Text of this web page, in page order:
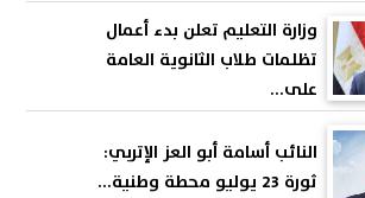
وزارة التعليم تعلن بدء أعمال
تظلمات طلاب الثانوية العامة
على...
النائب أسامة أبو العز الإتربي:
ثورة 23 يوليو محطة وطنية...